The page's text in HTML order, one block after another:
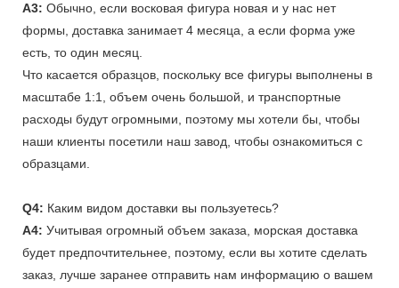
A3: Обычно, если восковая фигура новая и у нас нет
формы, доставка занимает 4 месяца, а если форма уже
есть, то один месяц.
Что касается образцов, поскольку все фигуры выполнены в
масштабе 1:1, объем очень большой, и транспортные
расходы будут огромными, поэтому мы хотели бы, чтобы
наши клиенты посетили наш завод, чтобы ознакомиться с
образцами.
Q4: Каким видом доставки вы пользуетесь?
A4: Учитывая огромный объем заказа, морская доставка
будет предпочтительнее, поэтому, если вы хотите сделать
заказ, лучше заранее отправить нам информацию о вашем